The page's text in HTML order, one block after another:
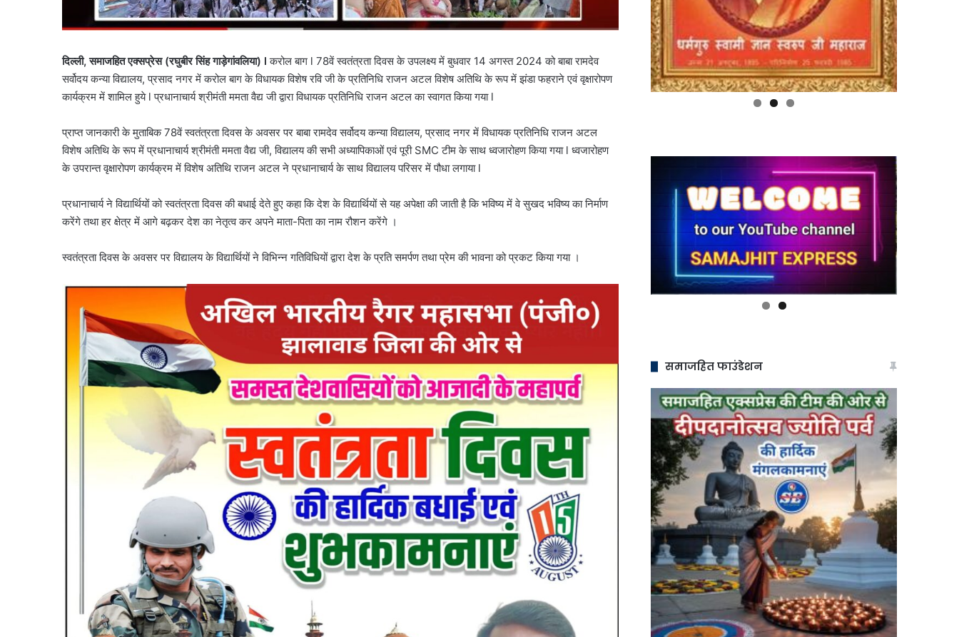
दिल्ली, समाजहित एक्सप्रेस (रघुबीर सिंह गाड़ेगांवलिया) l करोल बाग l 78वें स्वतंत्रता दिवस के उपलक्ष्य में बुधवार 14 अगस्त 2024 को बाबा रामदेव
सर्वोदय कन्या विद्यालय, प्रसाद नगर में करोल बाग के विधायक विशेष रवि जी के प्रतिनिधि राजन अटल विशेष अतिथि के रूप में झंडा फहराने एवं वृक्षारोपण
कार्यक्रम में शामिल हुये l प्रधानाचार्य श्रीमंती ममता वैद्य जी द्वारा विधायक प्रतिनिधि राजन अटल का स्वागत किया गया l
प्राप्त जानकारी के मुताबिक 78वें स्वतंत्रता दिवस के अवसर पर बाबा रामदेव सर्वोदय कन्या विद्यालय, प्रसाद नगर में विधायक प्रतिनिधि राजन अटल
विशेष अतिथि के रूप में प्रधानाचार्य श्रीमंती ममता वैद्य जी, विद्यालय की सभी अध्यापिकाओं एवं पूरी SMC टीम के साथ ध्वजारोहण किया गया l ध्वजारोहण
के उपरान्त वृक्षारोपण कार्यक्रम में विशेष अतिथि राजन अटल ने प्रधानाचार्य के साथ विद्यालय परिसर में पौधा लगाया l
प्रधानाचार्य ने विद्यार्थियों को स्वतंत्रता दिवस की बधाई देते हुए कहा कि देश के विद्यार्थियों से यह अपेक्षा की जाती है कि भविष्य में वे सुखद भविष्य का निर्माण
करेंगे तथा हर क्षेत्र में आगे बढ़कर देश का नेतृत्व कर अपने माता-पिता का नाम रौशन करेंगे ।
स्वतंत्रता दिवस के अवसर पर विद्यालय के विद्यार्थियों ने विभिन्न गतिविधियों द्वारा देश के प्रति समर्पण तथा प्रेम की भावना को प्रकट किया गया ।
समाजहित फाउंडेशन